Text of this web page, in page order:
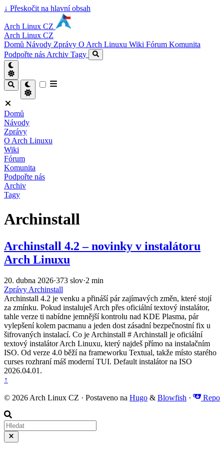
↓ Přeskočit na hlavní obsah
Arch Linux CZ
Arch Linux CZ
Domů Návody Zprávy O Arch Linuxu Wiki Fórum Komunita
Podpořte nás Archiv Tagy
Domů
Návody
Zprávy
O Arch Linuxu
Wiki
Fórum
Komunita
Podpořte nás
Archiv
Tagy
Archinstall
Archinstall 4.2 – novinky v instalátoru
Arch Linuxu
20. dubna 2026·373 slov·2 min
ZprávyArchinstall
Archinstall 4.2 je venku a přináší pár zajímavých změn, které stojí
za zmínku. Pokud instaluješ Arch přes oficiální textový instalátor,
tahle verze ti nabídne jemnější kontrolu nad KDE Plasma, pár
vylepšení kolem pacmanu a jeden dost zásadní bezpečnostní fix u
šifrovaných instalací. Co je Archinstall # Archinstall je oficiální
textový instalátor Arch Linuxu, který najdeš přímo na instalačním
ISO. Od verze 4.0 běží na frameworku Textual, takže místo starého
curses rozhraní máš moderní TUI. Default instalátor na ISO
2026.04.01.
↑
© 2026 Arch Linux CZ · Postaveno na Hugo & Blowfish · Repo